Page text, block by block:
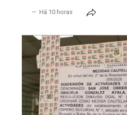
Há 10 horas